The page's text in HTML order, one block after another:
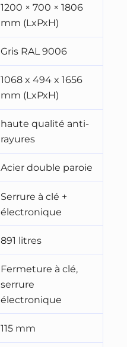
1200 × 700 × 1806
mm (LxPxH)
Gris RAL 9006
1068 x 494 x 1656
mm (LxPxH)
haute qualité anti-
rayures
Acier double paroie
Serrure à clé +
électronique
891 litres
Fermeture à clé,
serrure
électronique
115 mm